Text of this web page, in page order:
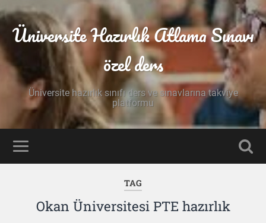
Üniversite Hazırlık Atlama Sınavı
özel ders
Üniversite hazırlık sınıfı ders ve sınavlarına takviye
platformu
TAG
Okan Üniversitesi PTE hazırlık